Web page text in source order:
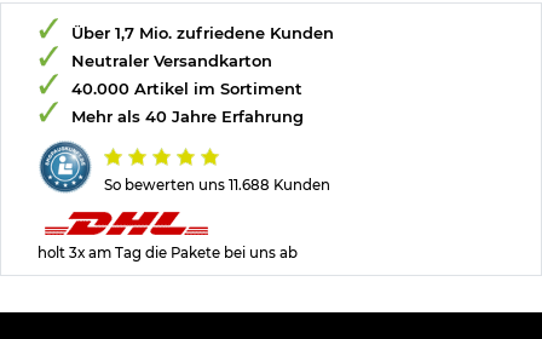
So bewerten uns 11.688 Kunden
Über 1,7 Mio. zufriedene Kunden
Neutraler Versandkarton
40.000 Artikel im Sortiment
Mehr als 40 Jahre Erfahrung
holt 3x am Tag die Pakete bei uns ab